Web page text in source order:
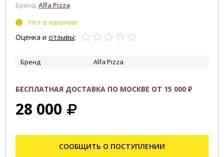
Бренд: Alfa Pizza
Нет в наличии
Оценка и отзывы:
Бренд Alfa Pizza
БЕСПЛАТНАЯ ДОСТАВКА ПО МОСКВЕ ОТ 15 000 ₽
28 000
СООБЩИТЬ О ПОСТУПЛЕНИИ